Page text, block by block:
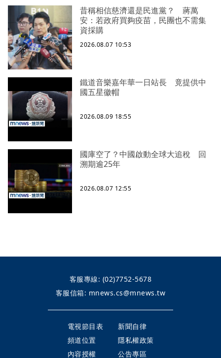
昔稱相信慈濟還是民進黨？ 蔣萬
安：若政府買夠疫苗，民團也不需集
資採購
2026.08.07 10:53
鐵道音樂嘉年華一日站長 竟提供中
國五星徽帽
2026.08.09 18:55
國庫空了？中國啟動全球大追稅 回
溯期逾25年
2026.08.07 12:55
客服專線: (02)7752-5678
客服信箱: mnews.cs@mnews.tw
電視節目表
新聞自律
頻道位置
隱私權政策
內容授權
公告專區